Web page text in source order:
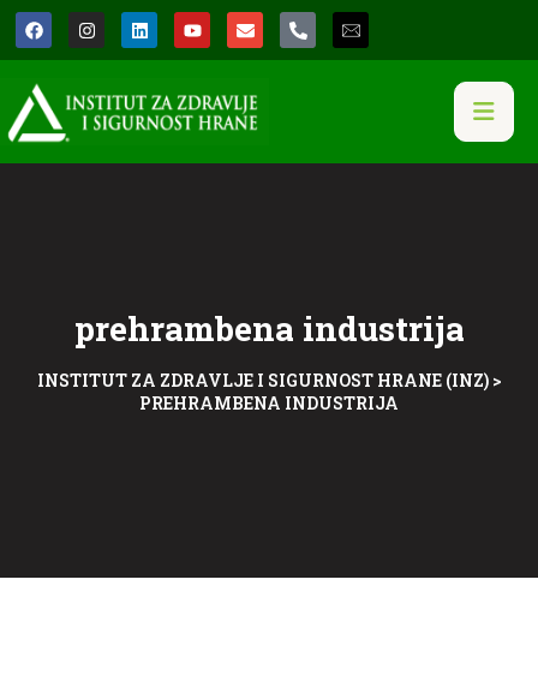
prehrambena industrija
INSTITUT ZA ZDRAVLJE I SIGURNOST HRANE (INZ)>
PREHRAMBENA INDUSTRIJA